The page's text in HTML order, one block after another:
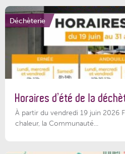
Déchèterie
Horaires d’été de la
À partir du vendredi 19 juin 2026
chaleur, la Communauté...